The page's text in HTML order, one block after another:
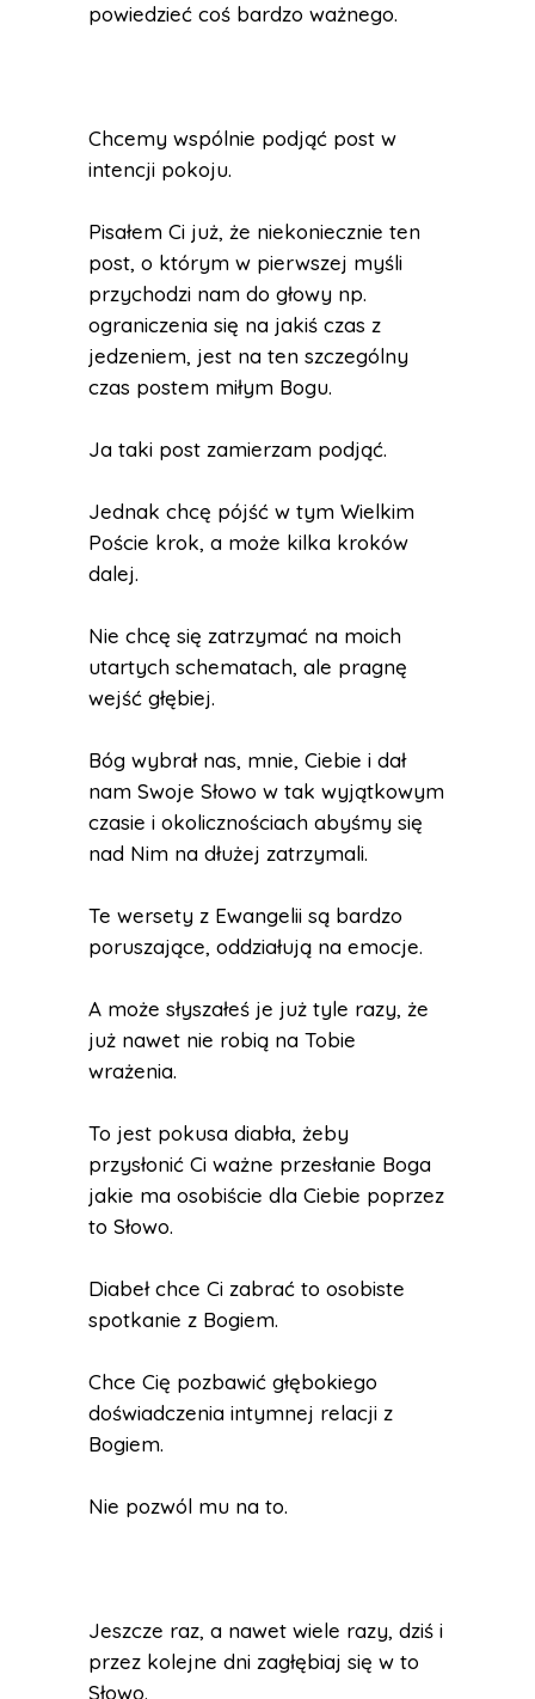
powiedzieć coś bardzo ważnego.
Chcemy wspólnie podjąć post w
intencji pokoju.
Pisałem Ci już, że niekoniecznie ten
post, o którym w pierwszej myśli
przychodzi nam do głowy np.
ograniczenia się na jakiś czas z
jedzeniem, jest na ten szczególny
czas postem miłym Bogu.
Ja taki post zamierzam podjąć.
Jednak chcę pójść w tym Wielkim
Poście krok, a może kilka kroków
dalej.
Nie chcę się zatrzymać na moich
utartych schematach, ale pragnę
wejść głębiej.
Bóg wybrał nas, mnie, Ciebie i dał
nam Swoje Słowo w tak wyjątkowym
czasie i okolicznościach abyśmy się
nad Nim na dłużej zatrzymali.
Te wersety z Ewangelii są bardzo
poruszające, oddziałują na emocje.
A może słyszałeś je już tyle razy, że
już nawet nie robią na Tobie
wrażenia.
To jest pokusa diabła, żeby
przysłonić Ci ważne przesłanie Boga
jakie ma osobiście dla Ciebie poprzez
to Słowo.
Diabeł chce Ci zabrać to osobiste
spotkanie z Bogiem.
Chce Cię pozbawić głębokiego
doświadczenia intymnej relacji z
Bogiem.
Nie pozwól mu na to.
Jeszcze raz, a nawet wiele razy, dziś i
przez kolejne dni zagłębiaj się w to
Słowo.